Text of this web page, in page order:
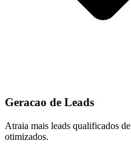
Geracao de Leads
Atraia mais leads qualificados
otimizados.